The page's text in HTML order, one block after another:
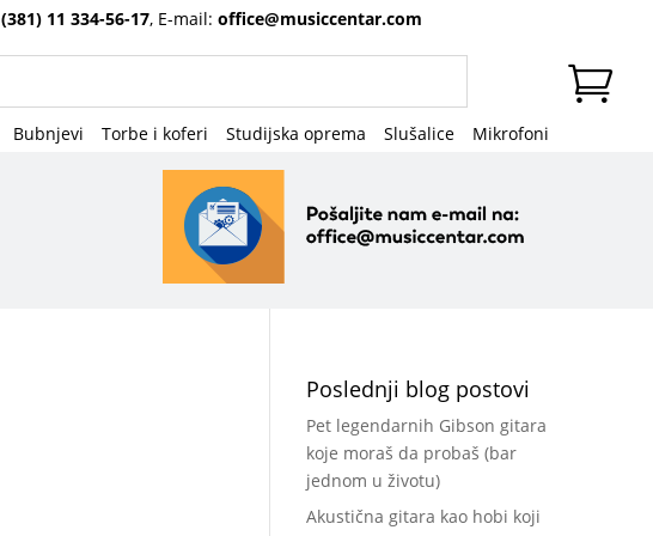
(381) 11 334-56-17, E-mail: office@musiccentar.com
Bubnjevi Torbe i koferi Studijska oprema Slušalice Mikrofoni
Poslednji blog postovi
Pet legendarnih Gibson gitara
koje moraš da probaš (bar
jednom u životu)
Akustična gitara kao hobi koji